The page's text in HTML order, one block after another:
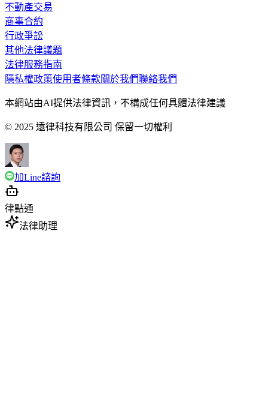
不動產交易
商事合約
行政爭訟
其他法律議題
法律服務指南
隱私權政策使用者條款關於我們聯絡我們
本網站由AI提供法律資訊，不構成任何具體法律建議
© 2025 遠律科技有限公司 保留一切權利
加Line諮詢
律點通
法律助理